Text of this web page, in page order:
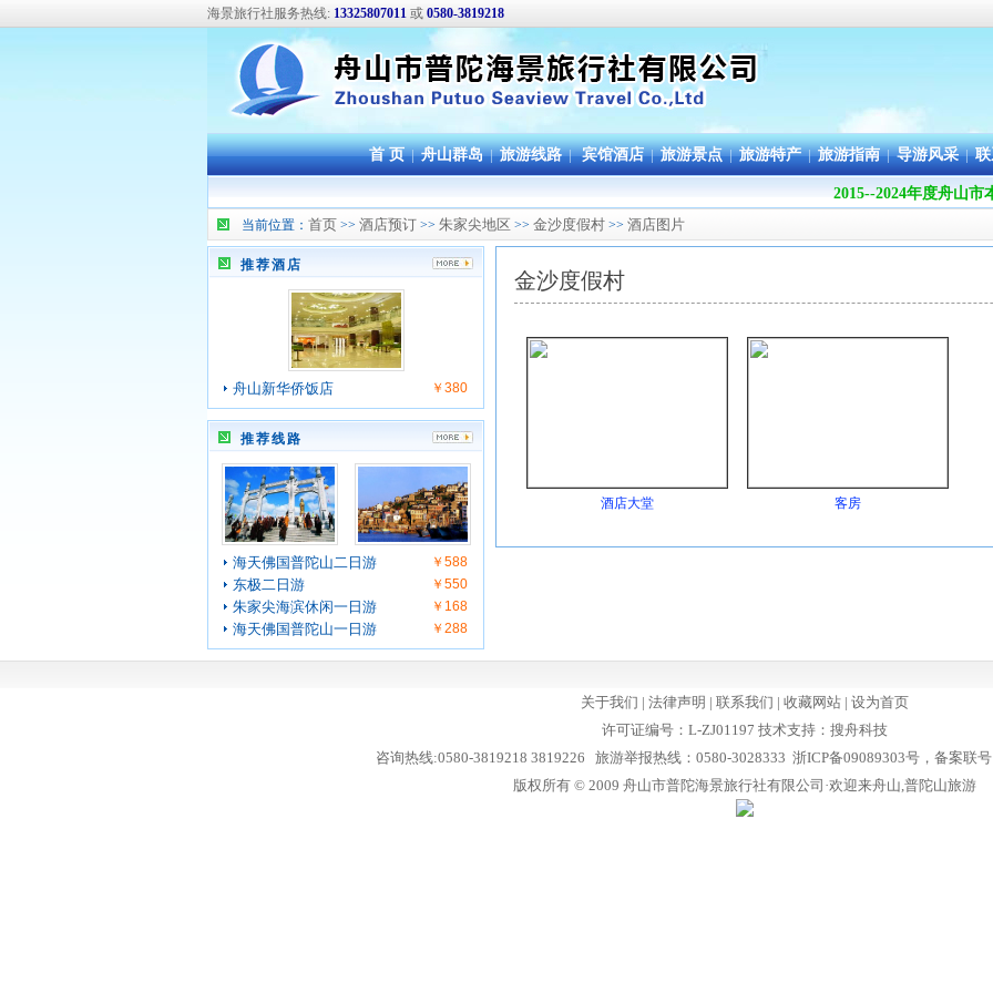
海景旅行社服务热线: 13325807011 或 0580-3819218
首 页 | 舟山群岛 | 旅游线路 | 宾馆酒店 | 旅游景点 | 旅游特产 | 旅游指南 | 导游风采 |
2015--2024年度舟山市
当前位置： 首页 >> 酒店预订 >> 朱家尖地区 >> 金沙度假村 >> 酒店图片
推荐酒店
舟山新华侨饭店 ￥380
推荐线路
海天佛国普陀山二日游 ￥588
东极二日游 ￥550
朱家尖海滨休闲一日游 ￥168
海天佛国普陀山一日游 ￥288
金沙度假村
酒店大堂 客房
关于我们 | 法律声明 | 联系我们 | 收藏网站 | 设为首页
许可证编号：L-ZJ01197 技术支持： 搜舟科技
咨询热线:0580-3819218 3819226 旅游举报热线：0580-3028333 浙ICP备09089303号，备案联
版权所有 © 2009 舟山市普陀海景旅行社有限公司·欢迎来舟山,普陀山旅游